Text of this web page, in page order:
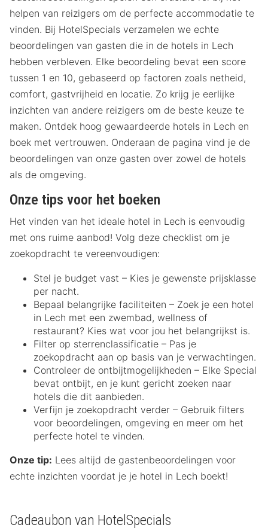
helpen van reizigers om de perfecte accommodatie te
vinden. Bij HotelSpecials verzamelen we echte
beoordelingen van gasten die in de hotels in Lech
hebben verbleven. Elke beoordeling bevat een score
tussen 1 en 10, gebaseerd op factoren zoals netheid,
comfort, gastvrijheid en locatie. Zo krijg je eerlijke
inzichten van andere reizigers om de beste keuze te
maken. Ontdek hoog gewaardeerde hotels in Lech en
boek met vertrouwen. Onderaan de pagina vind je de
beoordelingen van onze gasten over zowel de hotels
als de omgeving.
Onze tips voor het boeken
Het vinden van het ideale hotel in Lech is eenvoudig
met ons ruime aanbod! Volg deze checklist om je
zoekopdracht te vereenvoudigen:
Stel je budget vast – Kies je gewenste prijsklasse
per nacht.
Bepaal belangrijke faciliteiten – Zoek je een hotel
in Lech met een zwembad, wellness of
restaurant? Kies wat voor jou het belangrijkst is.
Filter op sterrenclassificatie – Pas je
zoekopdracht aan op basis van je verwachtingen.
Controleer de ontbijtmogelijkheden – Elke Special
bevat ontbijt, en je kunt gericht zoeken naar
hotels die dit aanbieden.
Verfijn je zoekopdracht verder – Gebruik filters
voor beoordelingen, omgeving en meer om het
perfecte hotel te vinden.
Onze tip: Lees altijd de gastenbeoordelingen voor
echte inzichten voordat je je hotel in Lech boekt!
Cadeaubon van HotelSpecials